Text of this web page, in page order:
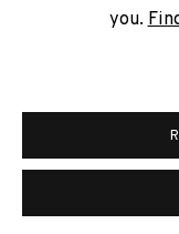
We will process the
PRIVACY POLICY
you.